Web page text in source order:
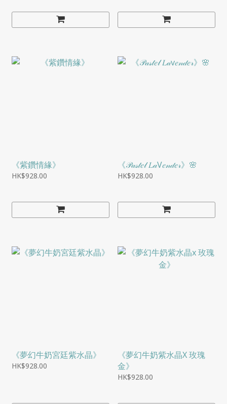
《紫鑽情緣》
HK$928.00
《𝒫𝒶𝓈𝓉𝑒𝓁 𝐿𝒶V𝑒𝓃𝒹𝑒𝓇》🌸
HK$928.00
《夢幻牛奶宮廷紫水晶》
HK$928.00
《夢幻牛奶紫水晶X 玫瑰
金》
HK$928.00